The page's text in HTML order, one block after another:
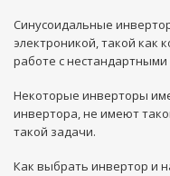
Синусоидальные
электроникой, такой
работе с нестандартными
Некоторые инверторы
инвертора, не имеют
такой задачи.
Как выбрать инвертор и